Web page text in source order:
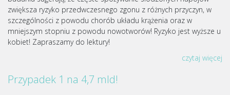
zwiększa ryzyko przedwczesnego zgonu z różnych przyczyn, w
szczególności z powodu chorób układu krążenia oraz w
mniejszym stopniu z powodu nowotworów! Ryzyko jest wyższe u
kobiet! Zapraszamy do lektury!
czytaj więcej
Przypadek 1 na 4,7 mld!